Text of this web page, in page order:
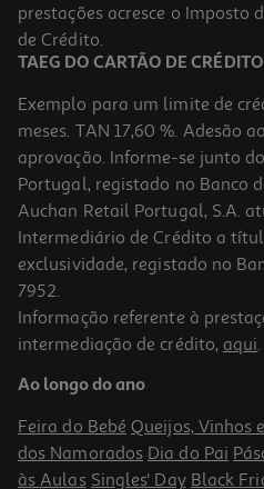
7,99 €
Cabo Usbc To Usbc Qilive
4.29 €/un
4,29 €
prestações acresce o Imposto
de Crédito.
TAEG DO CARTÃO DE
Exemplo para um limite de
meses. TAN 17,60 %. Adesão
aprovação. Informe-se junto
Portugal, registado no Banco
Auchan Retail Portugal, S.A.
Intermediário de Crédito a
exclusividade, registado no
7952.
Informação referente à
intermediação de crédito, aqui.
Ao longo do ano
Feira do Bebé Queijos, Vinhos
dos Namorados Dia do Pai
às Aulas Singles' Day Black